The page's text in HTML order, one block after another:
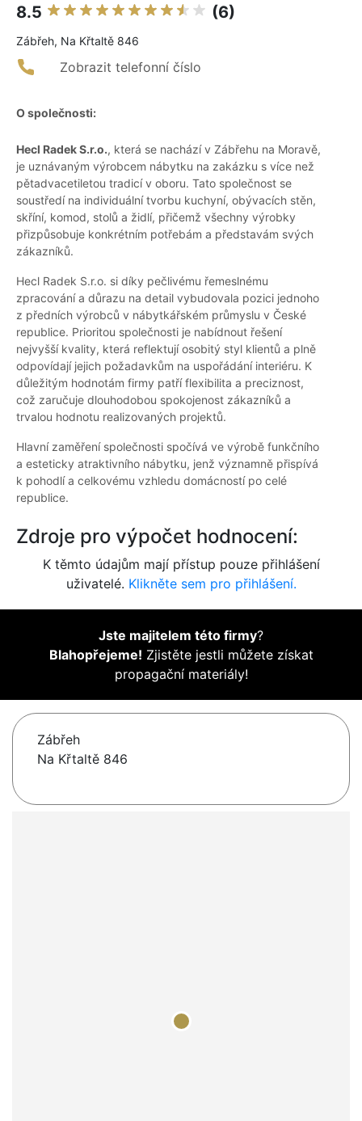
8.5 (6)
Zábřeh, Na Křtaltě 846
Zobrazit telefonní číslo
O společnosti:
Hecl Radek S.r.o., která se nachází v Zábřehu na Moravě,
je uznávaným výrobcem nábytku na zakázku s více než
pětadvacetiletou tradicí v oboru. Tato společnost se
soustředí na individuální tvorbu kuchyní, obývacích stěn,
skříní, komod, stolů a židlí, přičemž všechny výrobky
přizpůsobuje konkrétním potřebám a představám svých
zákazníků.
Hecl Radek S.r.o. si díky pečlivému řemeslnému
zpracování a důrazu na detail vybudovala pozici jednoho
z předních výrobců v nábytkářském průmyslu v České
republice. Prioritou společnosti je nabídnout řešení
nejvyšší kvality, která reflektují osobitý styl klientů a plně
odpovídají jejich požadavkům na uspořádání interiéru. K
důležitým hodnotám firmy patří flexibilita a preciznost,
což zaručuje dlouhodobou spokojenost zákazníků a
trvalou hodnotu realizovaných projektů.
Hlavní zaměření společnosti spočívá ve výrobě funkčního
a esteticky atraktivního nábytku, jenž významně přispívá
k pohodlí a celkovému vzhledu domácností po celé
republice.
Zdroje pro výpočet hodnocení:
K těmto údajům mají přístup pouze přihlášení
uživatelé. Klikněte sem pro přihlášení.
Jste majitelem této firmy?
Blahopřejeme! Zjistěte jestli můžete získat
propagační materiály!
Zábřeh
Na Křtaltě 846